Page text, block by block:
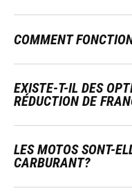
COMMENT
EXISTE-T-IL DES
RÉDUCTION DE
LES MOTOS SONT-
CARBURANT?